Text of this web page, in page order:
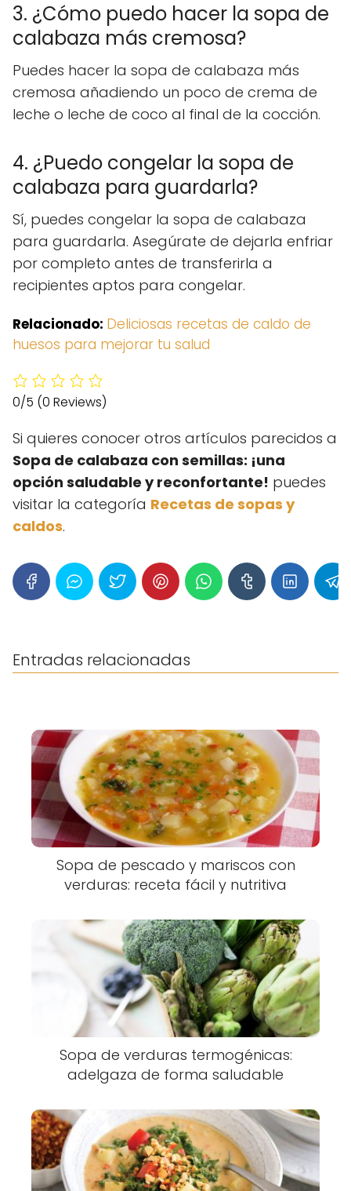
3. ¿Cómo puedo hacer la sopa de
calabaza más cremosa?
Puedes hacer la sopa de calabaza más
cremosa añadiendo un poco de crema de
leche o leche de coco al final de la cocción.
4. ¿Puedo congelar la sopa de
calabaza para guardarla?
Sí, puedes congelar la sopa de calabaza
para guardarla. Asegúrate de dejarla enfriar
por completo antes de transferirla a
recipientes aptos para congelar.
Relacionado: Deliciosas recetas de caldo de
huesos para mejorar tu salud
0/5 (0 Reviews)
Si quieres conocer otros artículos parecidos a
Sopa de calabaza con semillas: ¡una
opción saludable y reconfortante! puedes
visitar la categoría Recetas de sopas y
caldos.
Entradas relacionadas
Sopa de pescado y mariscos con
verduras: receta fácil y nutritiva
Sopa de verduras termogénicas:
adelgaza de forma saludable